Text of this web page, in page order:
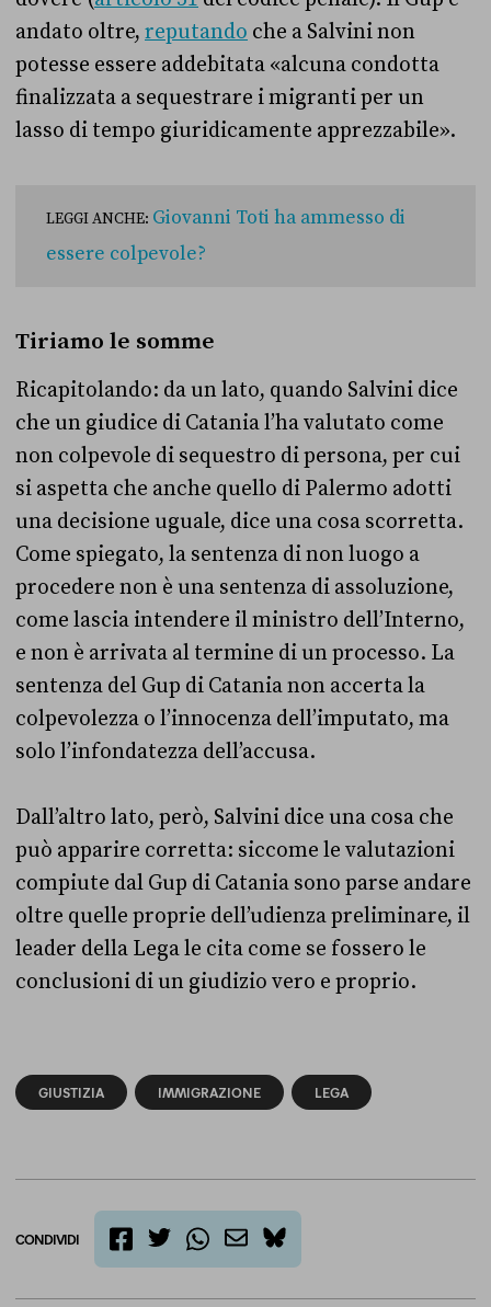
andato oltre, reputando che a Salvini non
potesse essere addebitata «alcuna condotta
finalizzata a sequestrare i migranti per un
lasso di tempo giuridicamente apprezzabile».
LEGGI ANCHE: Giovanni Toti ha ammesso di
essere colpevole?
Tiriamo le somme
Ricapitolando: da un lato, quando Salvini dice
che un giudice di Catania l’ha valutato come
non colpevole di sequestro di persona, per cui
si aspetta che anche quello di Palermo adotti
una decisione uguale, dice una cosa scorretta.
Come spiegato, la sentenza di non luogo a
procedere non è una sentenza di assoluzione,
come lascia intendere il ministro dell’Interno,
e non è arrivata al termine di un processo. La
sentenza del Gup di Catania non accerta la
colpevolezza o l’innocenza dell’imputato, ma
solo l’infondatezza dell’accusa.
Dall’altro lato, però, Salvini dice una cosa che
può apparire corretta: siccome le valutazioni
compiute dal Gup di Catania sono parse andare
oltre quelle proprie dell’udienza preliminare, il
leader della Lega le cita come se fossero le
conclusioni di un giudizio vero e proprio.
GIUSTIZIA IMMIGRAZIONE LEGA
CONDIVIDI
bluesky